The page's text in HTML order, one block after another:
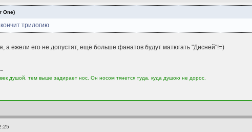
One)
трилогию
а ежели его не допустят, ещё больше фанатов будут матюгать "Дисней"!=)
душой, тем выше задирает нос. Он носом тянется туда, куда душою не дорос.